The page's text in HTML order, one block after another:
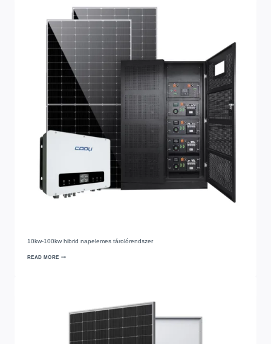
10kw-100kw hibrid napelemes tárolórendszer
READ MORE